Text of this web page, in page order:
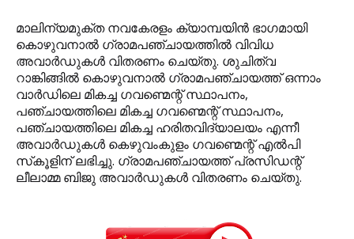
മാലിന്യമുക്ത നവകേരളം ക്യാമ്പയിന്‍ ഭാഗമായി
കൊഴുവനാല്‍ ഗ്രാമപഞ്ചായത്തില്‍ വിവിധ
അവാര്‍ഡുകള്‍ വിതരണം ചെയ്തു. ശുചിത്വ
റാങ്കിങ്ങില്‍ കൊഴുവനാല്‍ ഗ്രാമപഞ്ചായത്ത് ഒന്നാം
വാര്‍ഡിലെ മികച്ച ഗവണ്മെന്റ് സ്ഥാപനം,
പഞ്ചായത്തിലെ മികച്ച ഗവണ്മെന്റ് സ്ഥാപനം,
പഞ്ചായത്തിലെ മികച്ച ഹരിതവിദ്യാലയം എന്നീ
അവാര്‍ഡുകള്‍ കെഴുവംകുളം ഗവണ്മെന്റ് എല്‍പി
സ്‌കൂളിന് ലഭിച്ചു. ഗ്രാമപഞ്ചായത്ത് പ്രസിഡന്റ്
ലീലാമ്മ ബിജു അവാര്‍ഡുകള്‍ വിതരണം ചെയ്തു.